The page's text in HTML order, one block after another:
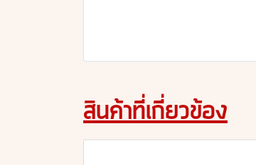
สินค้าที่เกี่ยวข้อง